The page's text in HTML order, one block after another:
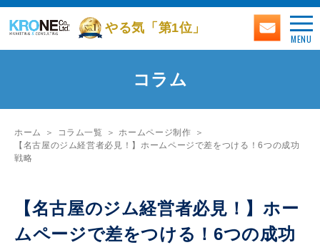
やる気「第1位」
MENU
コラム
ホーム コラム一覧
ホームページ制作
【名古屋のジム経営者必見！】ホームページで差をつける！6つの成功
戦略
【名古屋のジム経営者必見！】ホー
ムページで差をつける！6つの成功